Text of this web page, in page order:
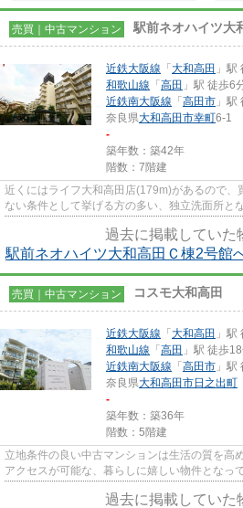
売買｜中古マンション 駅前ネオハイツ大
近鉄大阪線 「 大和高田 」駅
和歌山線 「 高田 」駅 徒歩6
近鉄南大阪線 「 高田市 」駅
奈良県大和高田市幸町6-1
-
築年数：築42年
階数：7階建
近くにはライフ大和高田店(179m)があるので、
ない条件として挙げる方の多い、独立洗面所と
過去に掲載していた
駅前ネオハイツ大和高田Ｃ棟2号館
売買｜中古マンション コスモ大和高田
近鉄大阪線 「 大和高田 」駅
和歌山線 「 高田 」駅 徒歩
近鉄南大阪線 「 高田市 」駅
奈良県大和高田市日之出町
-
築年数：築36年
階数：5階建
立地条件の良い中古マンションは生活の質を高
アクセスが可能な、暮らしに嬉しい物件となっ
過去に掲載していた